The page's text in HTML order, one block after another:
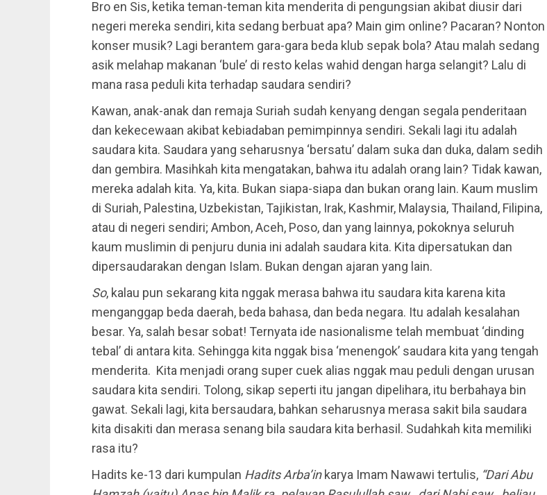
Bro en Sis, ketika teman-teman kita menderita di pengungsian akibat diusir dari
negeri mereka sendiri, kita sedang berbuat apa? Main gim online? Pacaran? Nonton
konser musik? Lagi berantem gara-gara beda klub sepak bola? Atau malah sedang
asik melahap makanan ‘bule’ di resto kelas wahid dengan harga selangit? Lalu di
mana rasa peduli kita terhadap saudara sendiri?
Kawan, anak-anak dan remaja Suriah sudah kenyang dengan segala penderitaan
dan kekecewaan akibat kebiadaban pemimpinnya sendiri. Sekali lagi itu adalah
saudara kita. Saudara yang seharusnya ‘bersatu’ dalam suka dan duka, dalam sedih
dan gembira. Masihkah kita mengatakan, bahwa itu adalah orang lain? Tidak kawan,
mereka adalah kita. Ya, kita. Bukan siapa-siapa dan bukan orang lain. Kaum muslim
di Suriah, Palestina, Uzbekistan, Tajikistan, Irak, Kashmir, Malaysia, Thailand, Filipina,
atau di negeri sendiri; Ambon, Aceh, Poso, dan yang lainnya, pokoknya seluruh
kaum muslimin di penjuru dunia ini adalah saudara kita. Kita dipersatukan dan
dipersaudarakan dengan Islam. Bukan dengan ajaran yang lain.
So, kalau pun sekarang kita nggak merasa bahwa itu saudara kita karena kita
menganggap beda daerah, beda bahasa, dan beda negara. Itu adalah kesalahan
besar. Ya, salah besar sobat! Ternyata ide nasionalisme telah membuat ‘dinding
tebal’ di antara kita. Sehingga kita nggak bisa ‘menengok’ saudara kita yang tengah
menderita. Kita menjadi orang super cuek alias nggak mau peduli dengan urusan
saudara kita sendiri. Tolong, sikap seperti itu jangan dipelihara, itu berbahaya bin
gawat. Sekali lagi, kita bersaudara, bahkan seharusnya merasa sakit bila saudara
kita disakiti dan merasa senang bila saudara kita berhasil. Sudahkah kita memiliki
rasa itu?
Hadits ke-13 dari kumpulan Hadits Arba’inkarya Imam Nawawi tertulis, “Dari Abu